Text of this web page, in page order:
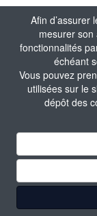
Afin d’assurer
mesurer
fonctionnalités
échéant
Vous pouvez
utilisées sur le
dépôt des